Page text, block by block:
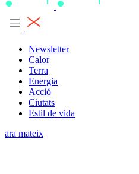
Newsletter
Calor
Terra
Energia
Acció
Ciutats
Estil de vida
ara mateix